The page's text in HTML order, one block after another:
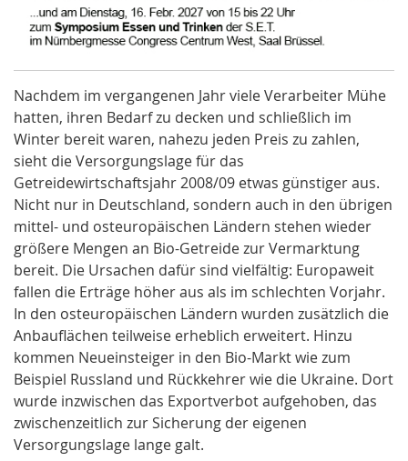
Nachdem im vergangenen Jahr viele Verarbeiter Mühe
hatten, ihren Bedarf zu decken und schließlich im
Winter bereit waren, nahezu jeden Preis zu zahlen,
sieht dieVersorgungslagefür das
Getreidewirtschaftsjahr 2008/09 etwas günstiger aus.
Nicht nur in Deutschland, sondern auch in den übrigen
mittel- und osteuropäischen Ländern stehen wieder
größere Mengen an Bio-Getreide zur Vermarktung
bereit. Die Ursachen dafür sind vielfältig: Europaweit
fallen die Erträge höher aus als im schlechten Vorjahr.
In den osteuropäischen Ländern wurden zusätzlich die
Anbauflächen teilweise erheblich erweitert. Hinzu
kommen Neueinsteiger in den Bio-Markt wie zum
Beispiel Russland und Rückkehrerwie die Ukraine. Dort
wurde inzwischen das Exportverbot aufgehoben, das
zwischenzeitlich zur Sicherung der eigenen
Versorgungslage lange galt.